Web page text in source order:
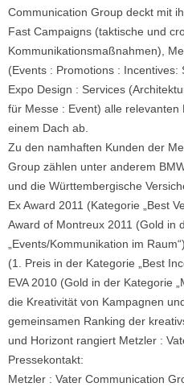
Communication Group deckt mit
Fast Campaigns (taktische und
Kommunikationsmaßnahmen),
(Events : Promotions :
Expo Design : Services
für Messe : Event) alle
einem Dach ab.
Zu den namhaften Kunden der
Group zählen unter anderem
und die Württembergische
Ex Award 2011 (Kategorie „Best
Award of Montreux 2011 (Gold in
„Events/Kommunikation im
(1. Preis in der Kategorie „Best
EVA 2010 (Gold in der Kategorie
die Kreativität von Kampagnen
gemeinsamen Ranking der
und Horizont rangiert Metzler :
Pressekontakt:
Metzler : Vater Communication